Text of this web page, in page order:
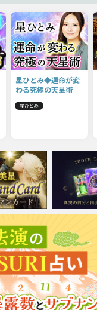
星ひとみ◆運命が変
わる究極の天星術
星ひとみ